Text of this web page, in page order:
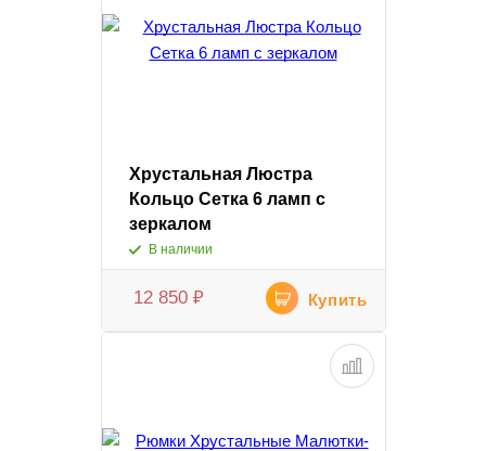
Хрустальная Люстра
Кольцо Сетка 6 ламп с
зеркалом
В наличии
12 850 ₽ Купить